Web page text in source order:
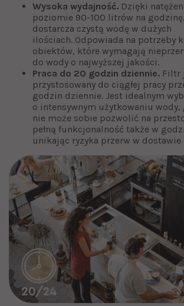
Wysoka wydajność. Dzięki
poziomie 90-100 litrów na
dostarcza czystą wodę w dużych
ilościach. Odpowiada na potrzeby
obiektów, które wymagają
do wody o najwyższej jakości.
Praca do 20 godzin dziennie. Filtr
przystosowany do ciągłej pracy
godzin dziennie. Jest idealnym
o intensywnym użytkowaniu
nie może sobie pozwolić na
pełną funkcjonalność także w
unikając ryzyka przerw w dostawie